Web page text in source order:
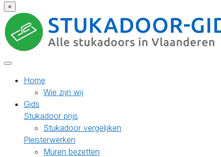
×
Home
Wie zijn wij
Gids
Stukadoor prijs
Stukadoor vergelijken
Pleisterwerken
Muren bezetten